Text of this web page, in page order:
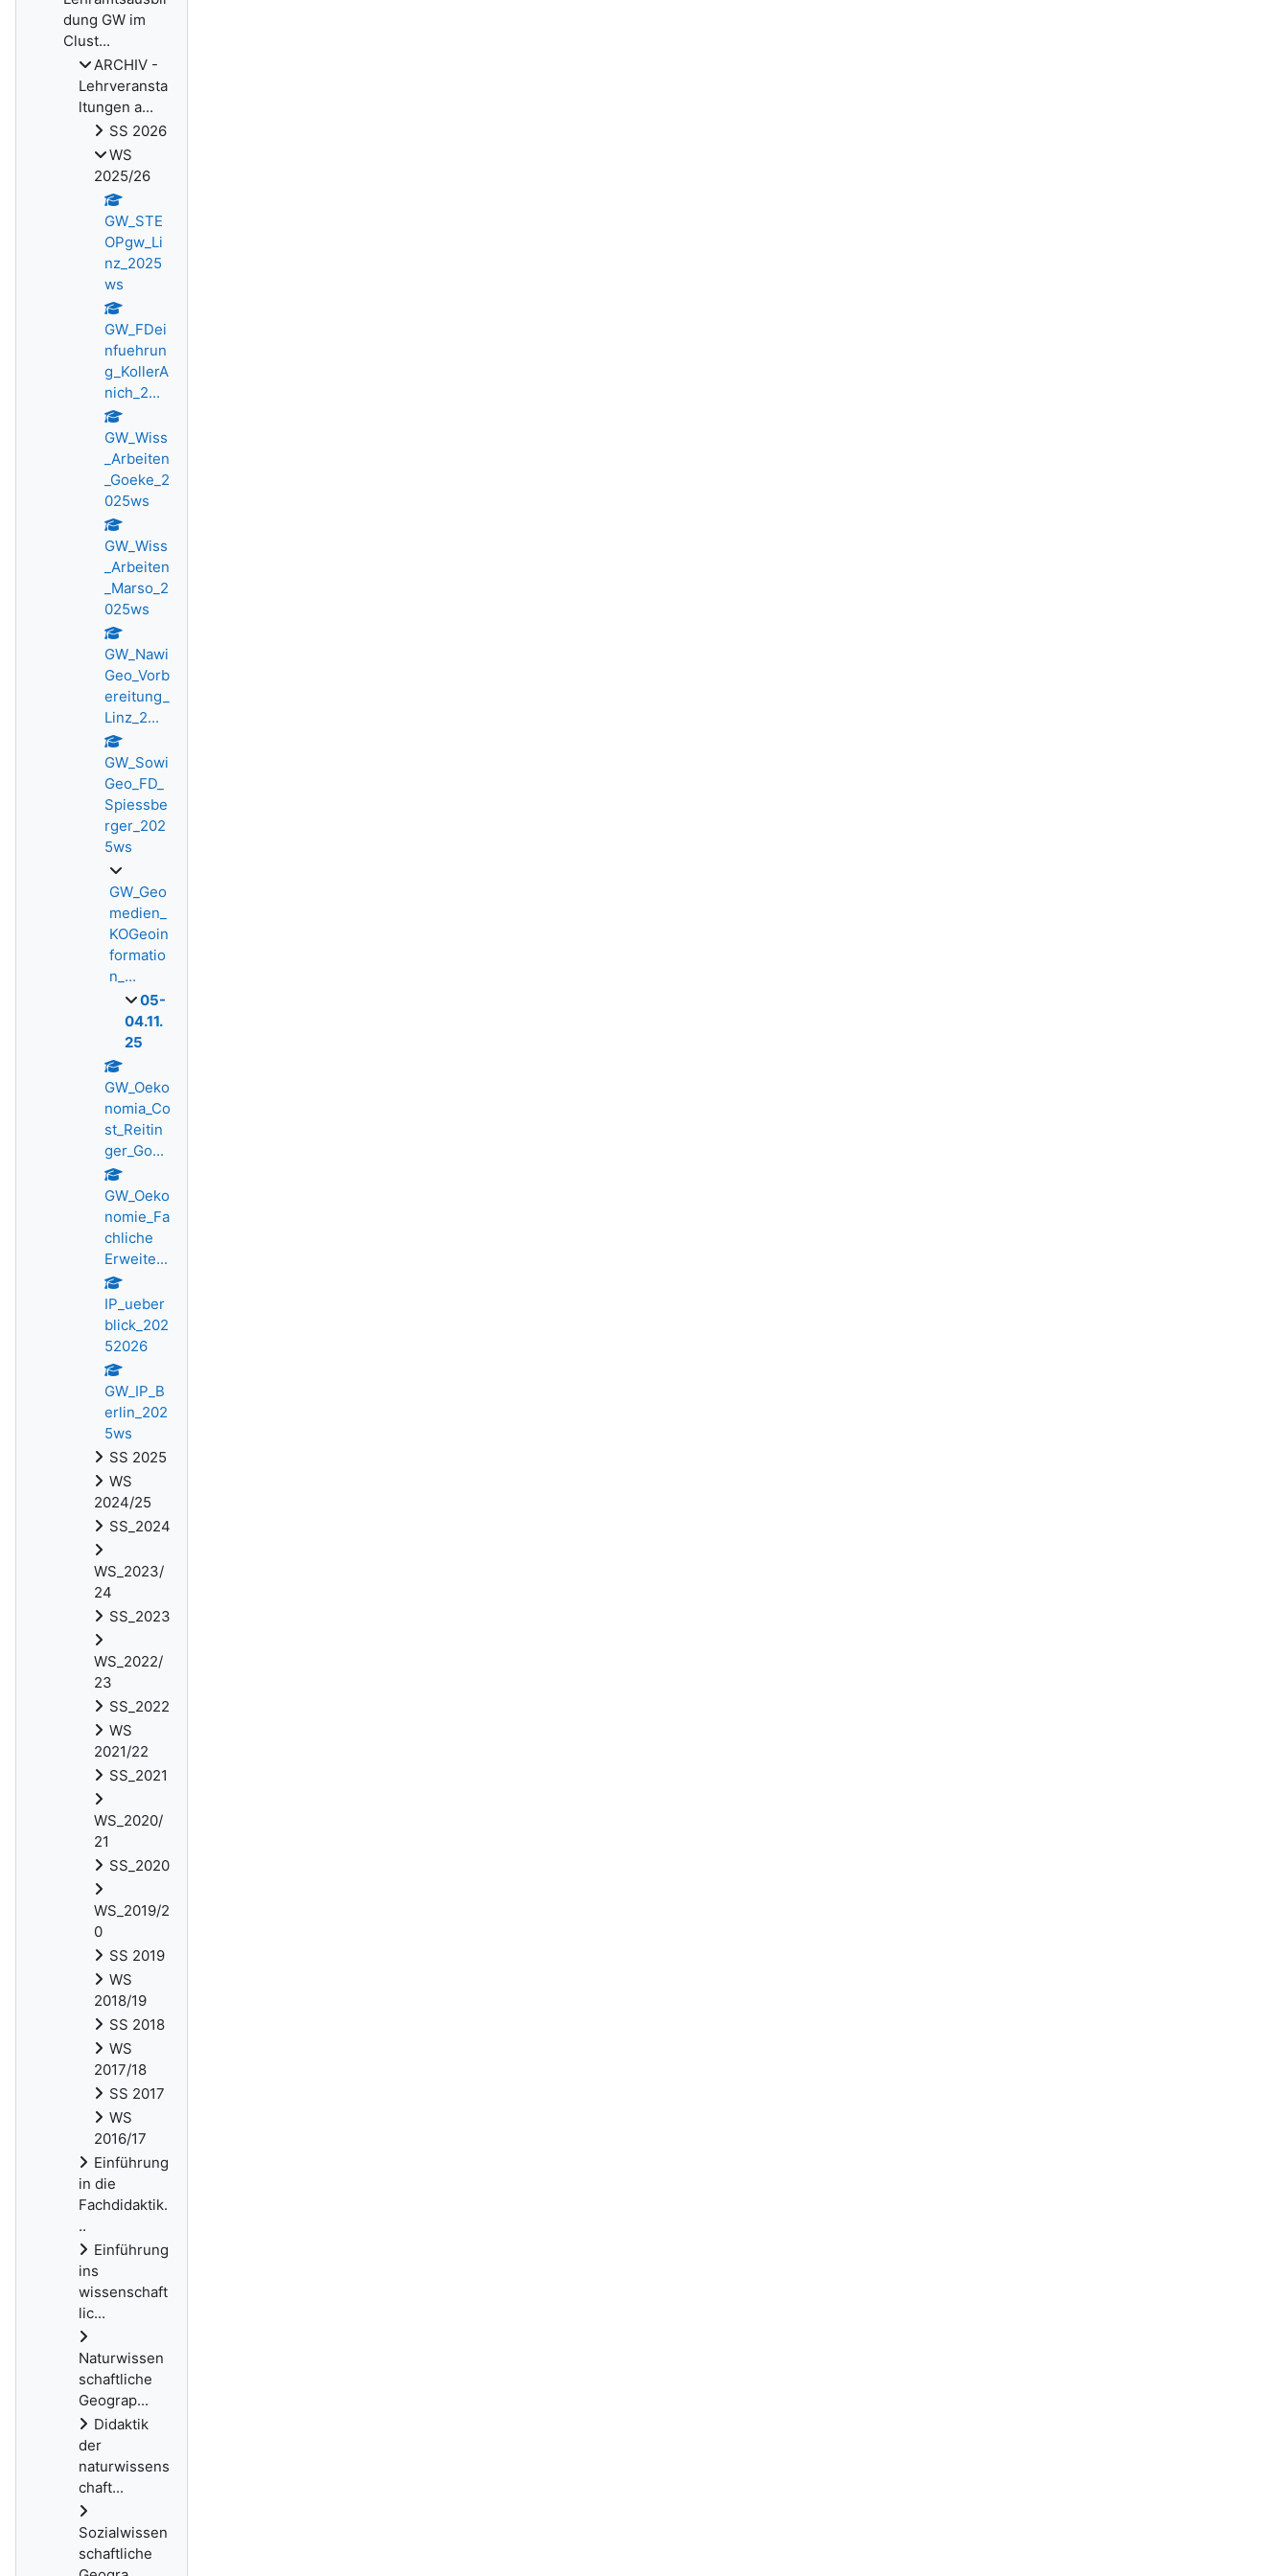
dung GW im
Clust...
ARCHIV -
Lehrveransta
ltungen a...
SS 2026
WS
2025/26
GW_STE
OPgw_Li
nz_2025
ws
GW_FDei
nfuehrun
g_KollerA
nich_2...
GW_Wiss
_Arbeiten
_Goeke_2
025ws
GW_Wiss
_Arbeiten
_Marso_2
025ws
GW_Nawi
Geo_Vorb
ereitung_
Linz_2...
GW_Sowi
Geo_FD_
Spiessbe
rger_202
5ws
GW_Geo
medien_
KOGeoin
formatio
n_...
05-
04.11.
25
GW_Oeko
nomia_Co
st_Reitin
ger_Go...
GW_Oeko
nomie_Fa
chliche
Erweite...
IP_ueber
blick_202
52026
GW_IP_B
erlin_202
5ws
SS 2025
WS
2024/25
SS_2024
WS_2023/
24
SS_2023
WS_2022/
23
SS_2022
WS
2021/22
SS_2021
WS_2020/
21
SS_2020
WS_2019/2
0
SS 2019
WS
2018/19
SS 2018
WS
2017/18
SS 2017
WS
2016/17
Einführung
in die
Fachdidaktik.
..
Einführung
ins
wissenschaft
lic...
Naturwissen
schaftliche
Geograp...
Didaktik
der
naturwissens
chaft...
Sozialwissen
schaftliche